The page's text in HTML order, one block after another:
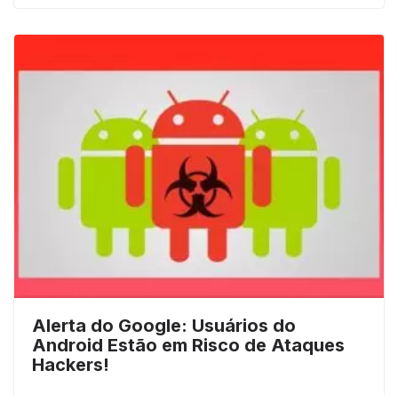
Alerta do Google: Usuários do
Android Estão em Risco de Ataques
Hackers!